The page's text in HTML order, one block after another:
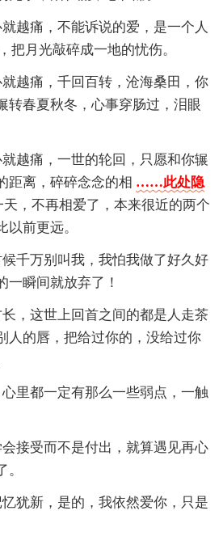
越痛，不能诉说的爱，是一个人
把月光敲碎成一地的忧伤。
越痛，千回百转，沧海桑田，你
转春夏秋冬，心事穿肠过，泪眼
越痛，一世的轮回，只愿和你辗
距离，碎碎念念的相 ……此处隐
天，不再相爱了，本来很近的两个
以前更远。
千万别叫我，我怕我做了好久好
一瞬间就放弃了！
，这世上回首之间的都是人走茶
人的唇，把给过你的，没给过你
里都一定有那么一些弱点，一触
接受而不是付出，就算遇见再心
犹新，是的，我依然爱你，只是